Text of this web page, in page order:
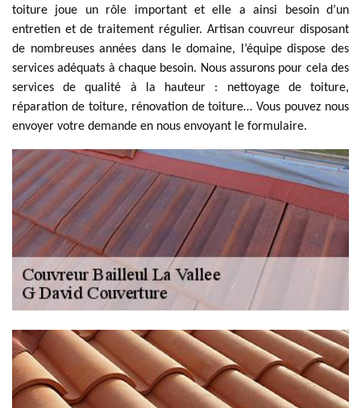
toiture joue un rôle important et elle a ainsi besoin d’un
entretien et de traitement régulier. Artisan couvreur disposant
de nombreuses années dans le domaine, l’équipe dispose des
services adéquats à chaque besoin. Nous assurons pour cela des
services de qualité à la hauteur : nettoyage de toiture,
réparation de toiture, rénovation de toiture… Vous pouvez nous
envoyer votre demande en nous envoyant le formulaire.